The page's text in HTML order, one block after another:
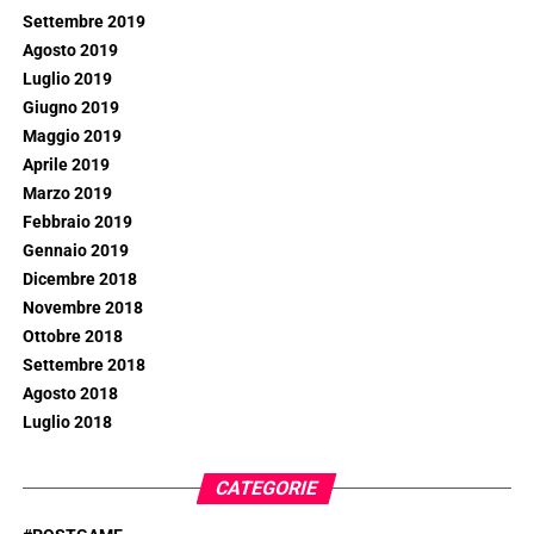
Settembre 2019
Agosto 2019
Luglio 2019
Giugno 2019
Maggio 2019
Aprile 2019
Marzo 2019
Febbraio 2019
Gennaio 2019
Dicembre 2018
Novembre 2018
Ottobre 2018
Settembre 2018
Agosto 2018
Luglio 2018
CATEGORIE